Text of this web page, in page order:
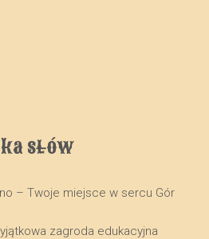
słów
– Twoje miejsce w sercu Gór
zagroda edukacyjna